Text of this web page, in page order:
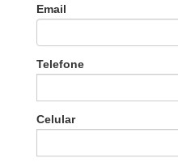
Email
Telefone
Celular